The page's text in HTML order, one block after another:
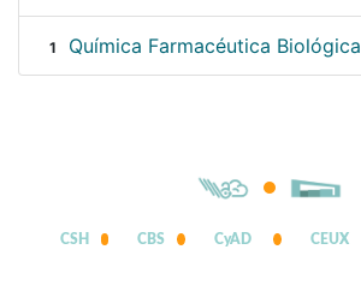
1 Química Farmacéutica Biológica
CSH CBS CyAD CEUX